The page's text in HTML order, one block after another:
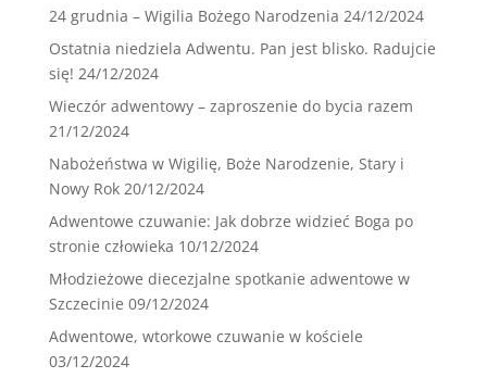
24 grudnia – Wigilia Bożego Narodzenia 24/12/2024
Ostatnia niedziela Adwentu. Pan jest blisko. Radujcie
się! 24/12/2024
Wieczór adwentowy – zaproszenie do bycia razem
21/12/2024
Nabożeństwa w Wigilię, Boże Narodzenie, Stary i
Nowy Rok 20/12/2024
Adwentowe czuwanie: Jak dobrze widzieć Boga po
stronie człowieka 10/12/2024
Młodzieżowe diecezjalne spotkanie adwentowe w
Szczecinie 09/12/2024
Adwentowe, wtorkowe czuwanie w kościele
03/12/2024